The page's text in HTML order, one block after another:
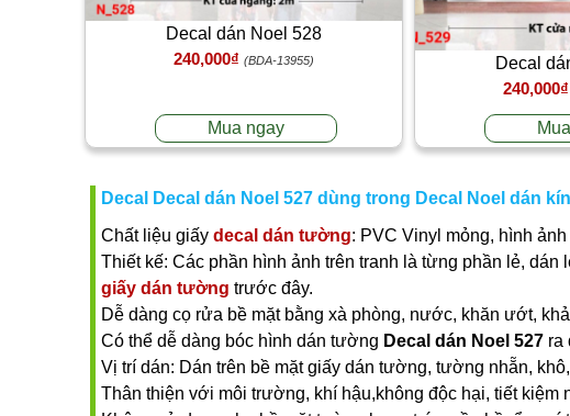
Decal dán Noel 528
240,000₫ (BDA-13955)
Mua ngay
Decal
240,000₫
Decal Decal dán Noel 527 dùng trong Decal Noel dán
Chất liệu giấy decal dán tường: PVC Vinyl mỏng, hình
Thiết kế: Các phần hình ảnh trên tranh là từng phần lẻ,
giấy dán tường trước đây.
Dễ dàng cọ rửa bề mặt bằng xà phòng, nước, khăn ướt,
Có thể dễ dàng bóc hình dán tường Decal dán Noel 527 ra
Vị trí dán: Dán trên bề mặt giấy dán tường, tường nhẵn,
Thân thiện với môi trường, khí hậu,không độc hại, tiết kiệm